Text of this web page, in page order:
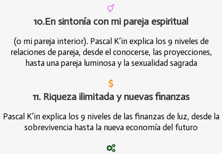
10.En sintonía con mi pareja espiritual
(o mi pareja interior). Pascal K’in explica los 9 niveles de
relaciones de pareja, desde el conocerse, las proyecciones,
hasta una pareja luminosa y la sexualidad sagrada
11. Riqueza ilimitada y nuevas finanzas
Pascal K’in explica los 9 niveles de las finanzas de luz, desde la
sobrevivencia hasta la nueva economía del futuro